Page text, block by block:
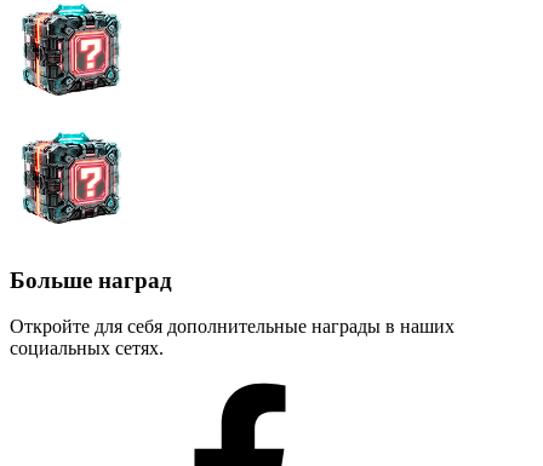
Больше наград
Откройте для себя дополнительные награды в наших
социальных сетях.